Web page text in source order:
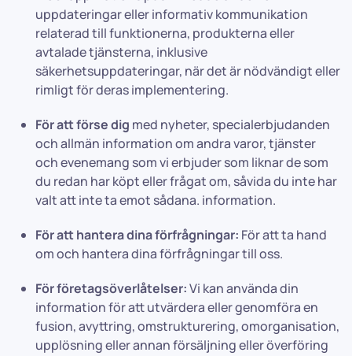
uppdateringar eller informativ kommunikation
relaterad till funktionerna, produkterna eller
avtalade tjänsterna, inklusive
säkerhetsuppdateringar, när det är nödvändigt eller
rimligt för deras implementering.
För att förse dig med nyheter, specialerbjudanden
och allmän information om andra varor, tjänster
och evenemang som vi erbjuder som liknar de som
du redan har köpt eller frågat om, såvida du inte har
valt att inte ta emot sådana. information.
För att hantera dina förfrågningar: För att ta hand
om och hantera dina förfrågningar till oss.
För företagsöverlåtelser:Vi kan använda din
information för att utvärdera eller genomföra en
fusion, avyttring, omstrukturering, omorganisation,
upplösning eller annan försäljning eller överföring